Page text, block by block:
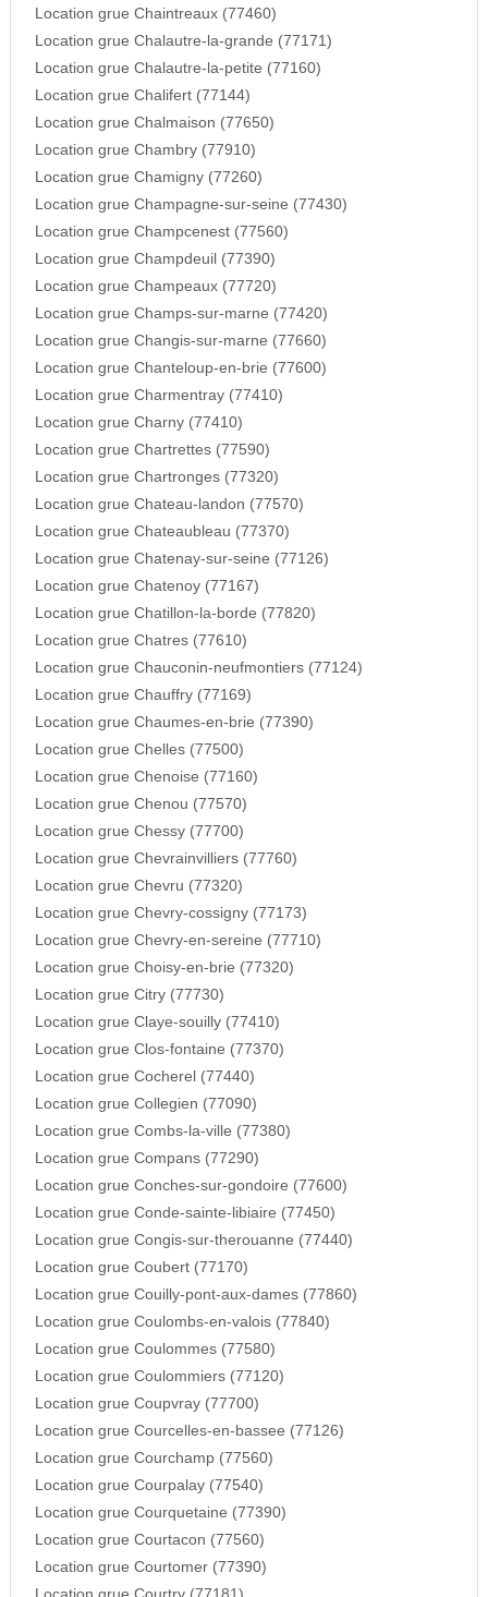
Location grue Chaintreaux (77460)
Location grue Chalautre-la-grande (77171)
Location grue Chalautre-la-petite (77160)
Location grue Chalifert (77144)
Location grue Chalmaison (77650)
Location grue Chambry (77910)
Location grue Chamigny (77260)
Location grue Champagne-sur-seine (77430)
Location grue Champcenest (77560)
Location grue Champdeuil (77390)
Location grue Champeaux (77720)
Location grue Champs-sur-marne (77420)
Location grue Changis-sur-marne (77660)
Location grue Chanteloup-en-brie (77600)
Location grue Charmentray (77410)
Location grue Charny (77410)
Location grue Chartrettes (77590)
Location grue Chartronges (77320)
Location grue Chateau-landon (77570)
Location grue Chateaubleau (77370)
Location grue Chatenay-sur-seine (77126)
Location grue Chatenoy (77167)
Location grue Chatillon-la-borde (77820)
Location grue Chatres (77610)
Location grue Chauconin-neufmontiers (77124)
Location grue Chauffry (77169)
Location grue Chaumes-en-brie (77390)
Location grue Chelles (77500)
Location grue Chenoise (77160)
Location grue Chenou (77570)
Location grue Chessy (77700)
Location grue Chevrainvilliers (77760)
Location grue Chevru (77320)
Location grue Chevry-cossigny (77173)
Location grue Chevry-en-sereine (77710)
Location grue Choisy-en-brie (77320)
Location grue Citry (77730)
Location grue Claye-souilly (77410)
Location grue Clos-fontaine (77370)
Location grue Cocherel (77440)
Location grue Collegien (77090)
Location grue Combs-la-ville (77380)
Location grue Compans (77290)
Location grue Conches-sur-gondoire (77600)
Location grue Conde-sainte-libiaire (77450)
Location grue Congis-sur-therouanne (77440)
Location grue Coubert (77170)
Location grue Couilly-pont-aux-dames (77860)
Location grue Coulombs-en-valois (77840)
Location grue Coulommes (77580)
Location grue Coulommiers (77120)
Location grue Coupvray (77700)
Location grue Courcelles-en-bassee (77126)
Location grue Courchamp (77560)
Location grue Courpalay (77540)
Location grue Courquetaine (77390)
Location grue Courtacon (77560)
Location grue Courtomer (77390)